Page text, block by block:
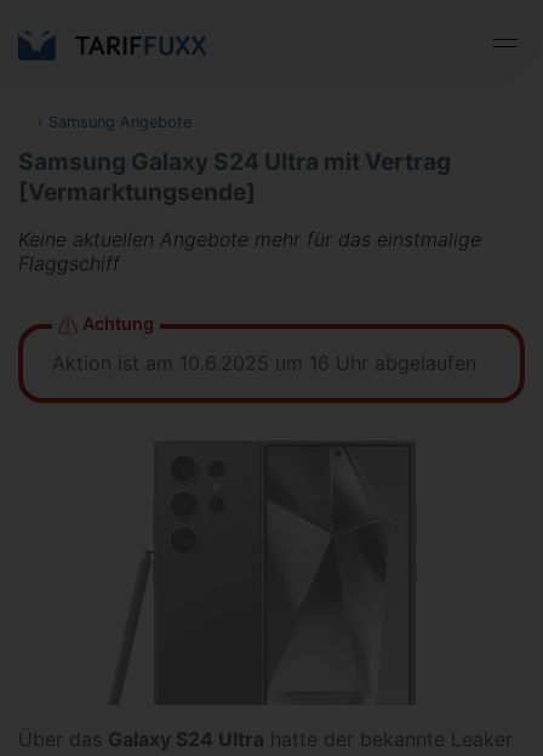
‹ Samsung Angebote
Samsung Galaxy S24 Ultra mit Vertrag
[Vermarktungsende]
Keine aktuellen Angebote mehr für das einstmalige
Flaggschiff
Achtung
Aktion ist am 10.6.2025 um 16 Uhr abgelaufen
Über das Galaxy S24 Ultra hatte der bekannte Leaker